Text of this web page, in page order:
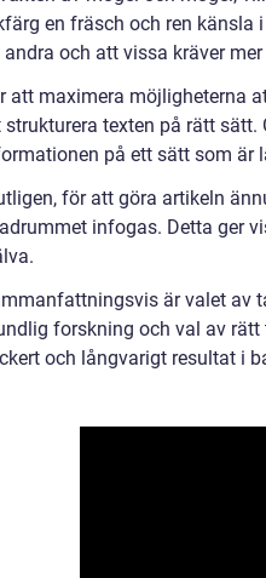
en fräsch och ren känsla
andra och att vissa kräver
att maximera möjligheterna
strukturera texten på rätt
på ett sätt som är
för att göra artikeln
infogas. Detta ger
är valet av
forskning och val av
och långvarigt resultat i